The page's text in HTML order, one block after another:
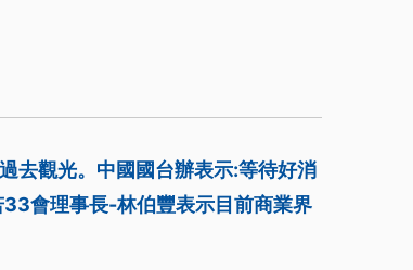
去觀光。中國國台辦表示:等待好消
會理事長-林伯豐表示目前商業界